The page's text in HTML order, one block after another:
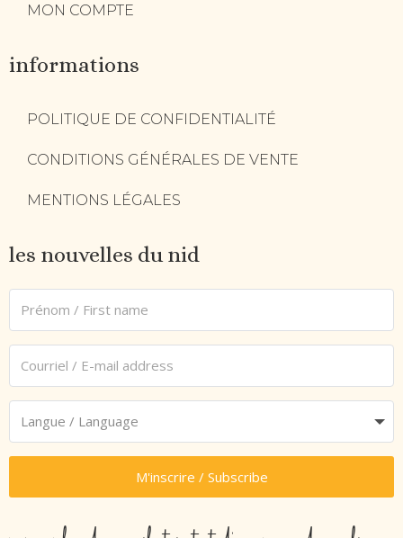
MON COMPTE
informations
POLITIQUE DE CONFIDENTIALITÉ
CONDITIONS GÉNÉRALES DE VENTE
MENTIONS LÉGALES
les nouvelles du nid
M'inscrire / Subscribe